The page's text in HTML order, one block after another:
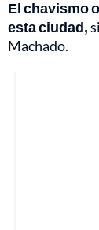
El chavismo
esta ciudad,
Machado.